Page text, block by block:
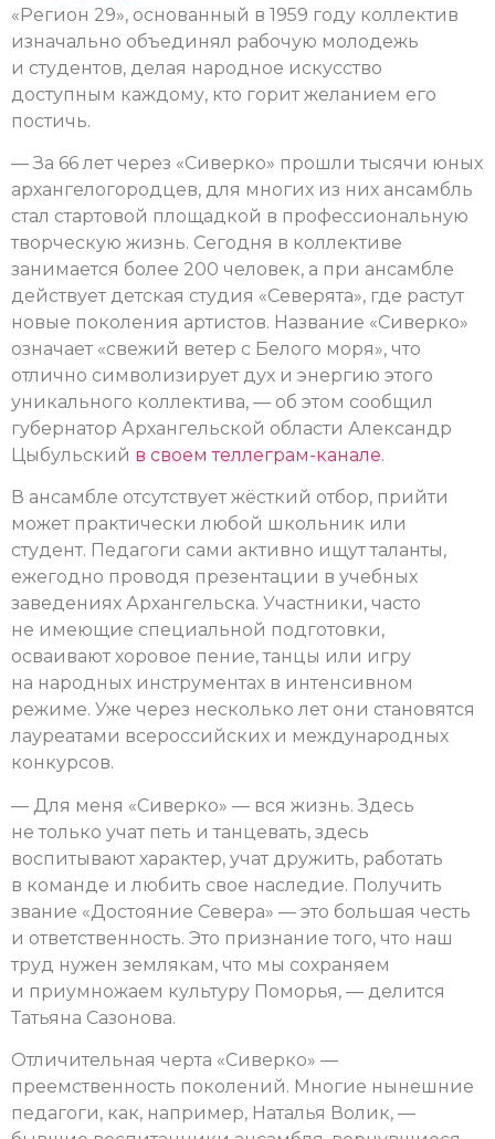
«Регион 29», основанный в 1959 году коллектив
изначально объединял рабочую молодежь
и студентов, делая народное искусство
доступным каждому, кто горит желанием его
постичь.
— За 66 лет через «Сиверко» прошли тысячи юных
архангелогородцев, для многих из них ансамбль
стал стартовой площадкой в профессиональную
творческую жизнь. Сегодня в коллективе
занимается более 200 человек, а при ансамбле
действует детская студия «Северята», где растут
новые поколения артистов. Название «Сиверко»
означает «свежий ветер с Белого моря», что
отлично символизирует дух и энергию этого
уникального коллектива, — об этом сообщил
губернатор Архангельской области Александр
Цыбульский в своем теллеграм-канале.
В ансамбле отсутствует жёсткий отбор, прийти
может практически любой школьник или
студент. Педагоги сами активно ищут таланты,
ежегодно проводя презентации в учебных
заведениях Архангельска. Участники, часто
не имеющие специальной подготовки,
осваивают хоровое пение, танцы или игру
на народных инструментах в интенсивном
режиме. Уже через несколько лет они становятся
лауреатами всероссийских и международных
конкурсов.
— Для меня «Сиверко» — вся жизнь. Здесь
не только учат петь и танцевать, здесь
воспитывают характер, учат дружить, работать
в команде и любить свое наследие. Получить
звание «Достояние Севера» — это большая честь
и ответственность. Это признание того, что наш
труд нужен землякам, что мы сохраняем
и приумножаем культуру Поморья, — делится
Татьяна Сазонова.
Отличительная черта «Сиверко» —
преемственность поколений. Многие нынешние
педагоги, как, например, Наталья Волик, —